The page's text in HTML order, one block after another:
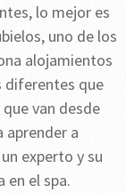
lo mejor es
uno de los
alojamientos
diferentes que
van desde
aprender a
experto y su
el spa.